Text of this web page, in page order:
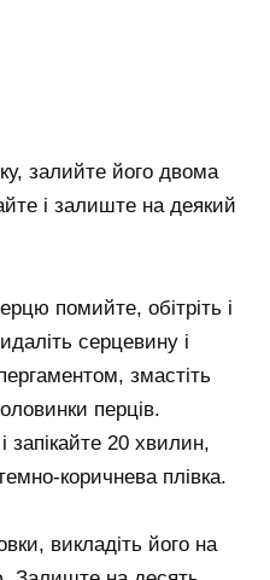
залийте його двома
і залиште на деякий
помийте, обітріть і
серцевину і
змастіть
перців.
запікайте 20 хвилин,
коричнева плівка.
викладіть його на